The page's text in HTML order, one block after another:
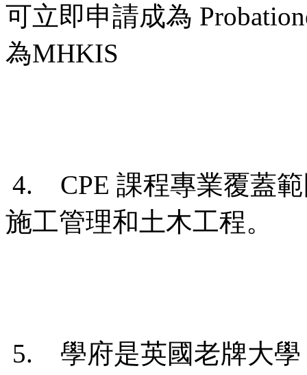
可立即申請成為
為MHKIS
4. CPE 課程專業覆蓋
施工管理和土木工程。
5. 學府是英國老牌大學